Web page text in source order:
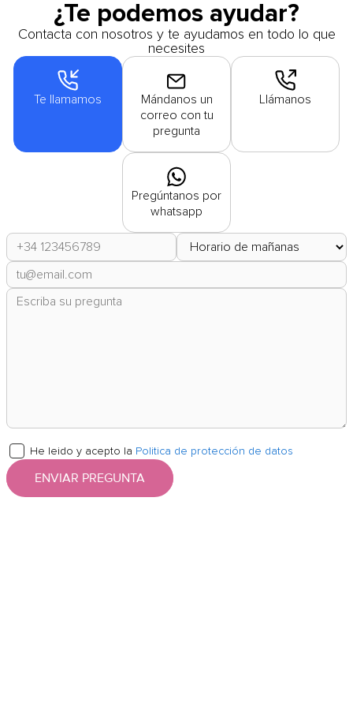
¿Te podemos ayudar?
Contacta con nosotros y te ayudamos en todo lo que
necesites
Te llamamos
Mándanos un
correo con tu
pregunta
Llámanos
Pregúntanos por
whatsapp
He leido y acepto la Politica de protección de datos
ENVIAR PREGUNTA